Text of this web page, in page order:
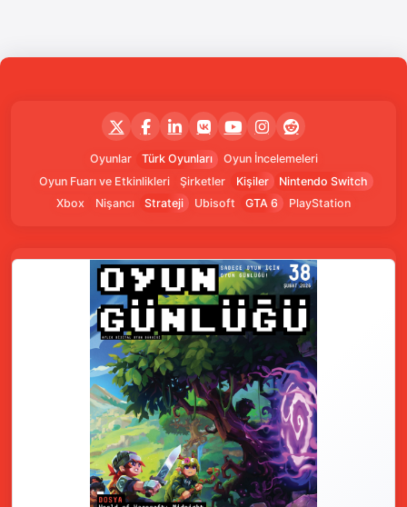
Oyunlar Türk Oyunları
Oyun İncelemeleri
Oyun Fuarı ve Etkinlikleri
Şirketler Kişiler
Nintendo Switch
Xbox
Nişancı Strateji Ubisoft GTA 6 PlayStation